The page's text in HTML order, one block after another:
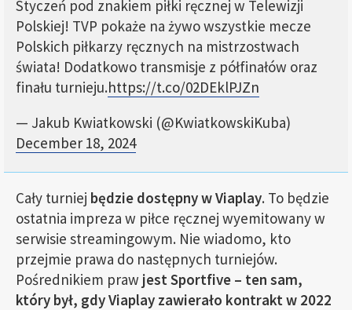
Styczeń pod znakiem piłki ręcznej w Telewizji
Polskiej! TVP pokaże na żywo wszystkie mecze
Polskich piłkarzy ręcznych na mistrzostwach
świata! Dodatkowo transmisje z półfinałów oraz
finału turnieju.https://t.co/02DEklPJZn
— Jakub Kwiatkowski (@KwiatkowskiKuba)
December 18, 2024
Cały turniej będzie dostępny w Viaplay. To będzie
ostatnia impreza w piłce ręcznej wyemitowany w
serwisie streamingowym. Nie wiadomo, kto
przejmie prawa do następnych turniejów.
Pośrednikiem praw jest Sportfive – ten sam,
który był, gdy Viaplay zawierało kontrakt w 2022